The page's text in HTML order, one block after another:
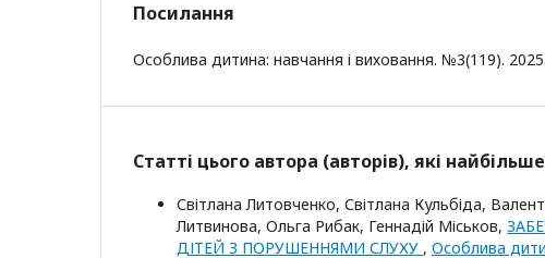
Посилання
Особлива дитина: навчання і виховання. №3(119).
Статті цього автора (авторів), які
Світлана Литовченко, Світлана Кульбіда,
Литвинова, Ольга Рибак, Геннадій Міськов,
ДІТЕЙ З ПОРУШЕННЯМИ СЛУХУ , Особлива